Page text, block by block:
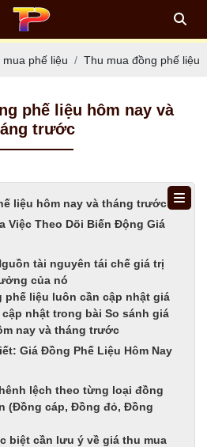
mua phế liệu Thu mua đồng phế liệu
phế liệu hôm nay và
trước
liệu hôm nay và tháng trước
Việc Theo Dõi Biến Động Giá
tài nguyên tái chế giá trị
của nó
phế liệu luôn cần cập nhật giá
nhật trong bài So sánh giá
nay và tháng trước
Giá Đồng Phế Liệu Hôm Nay
lệch theo từng loại đồng
(Đồng cáp, Đồng đỏ, Đồng
biệt cần lưu ý về giá thu mua